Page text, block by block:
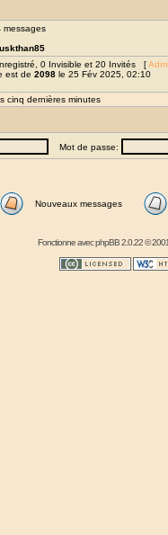
messages
0 Invisible et 20 Invités [
est de 2098 le 25 Fév 2025, 02:10
cinq dernières minutes
Mot de passe:
Nouveaux messages
Fonctionne avecphpBB2.0.22 ©